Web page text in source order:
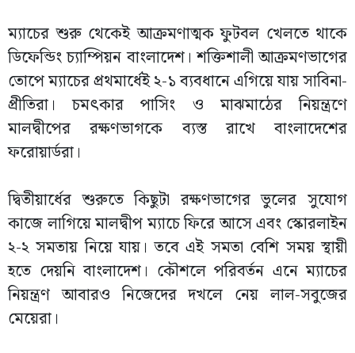
ম্যাচের শুরু থেকেই আক্রমণাত্মক ফুটবল খেলতে থাকে
ডিফেন্ডিং চ্যাম্পিয়ন বাংলাদেশ। শক্তিশালী আক্রমণভাগের
তোপে ম্যাচের প্রথমার্ধেই ২-১ ব্যবধানে এগিয়ে যায় সাবিনা-
প্রীতিরা। চমৎকার পাসিং ও মাঝমাঠের নিয়ন্ত্রণে
মালদ্বীপের রক্ষণভাগকে ব্যস্ত রাখে বাংলাদেশের
ফরোয়ার্ডরা।
দ্বিতীয়ার্ধের শুরুতে কিছুটা রক্ষণভাগের ভুলের সুযোগ
কাজে লাগিয়ে মালদ্বীপ ম্যাচে ফিরে আসে এবং স্কোরলাইন
২-২ সমতায় নিয়ে যায়। তবে এই সমতা বেশি সময় স্থায়ী
হতে দেয়নি বাংলাদেশ। কৌশলে পরিবর্তন এনে ম্যাচের
নিয়ন্ত্রণ আবারও নিজেদের দখলে নেয় লাল-সবুজের
মেয়েরা।